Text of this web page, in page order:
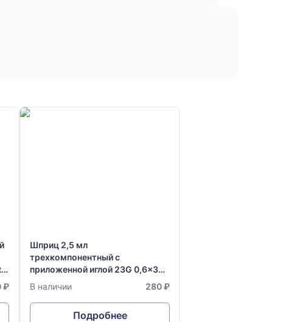
₽
Шприц 2,5 мл
трехкомпонентный с
приложенной иглой 23G 0,6x30
мм одноразовый стерильный
В наличии 280 ₽
Подробнее